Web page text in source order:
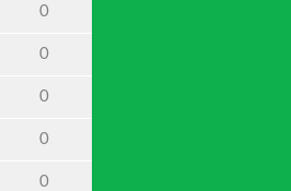
0
0
0
0
0